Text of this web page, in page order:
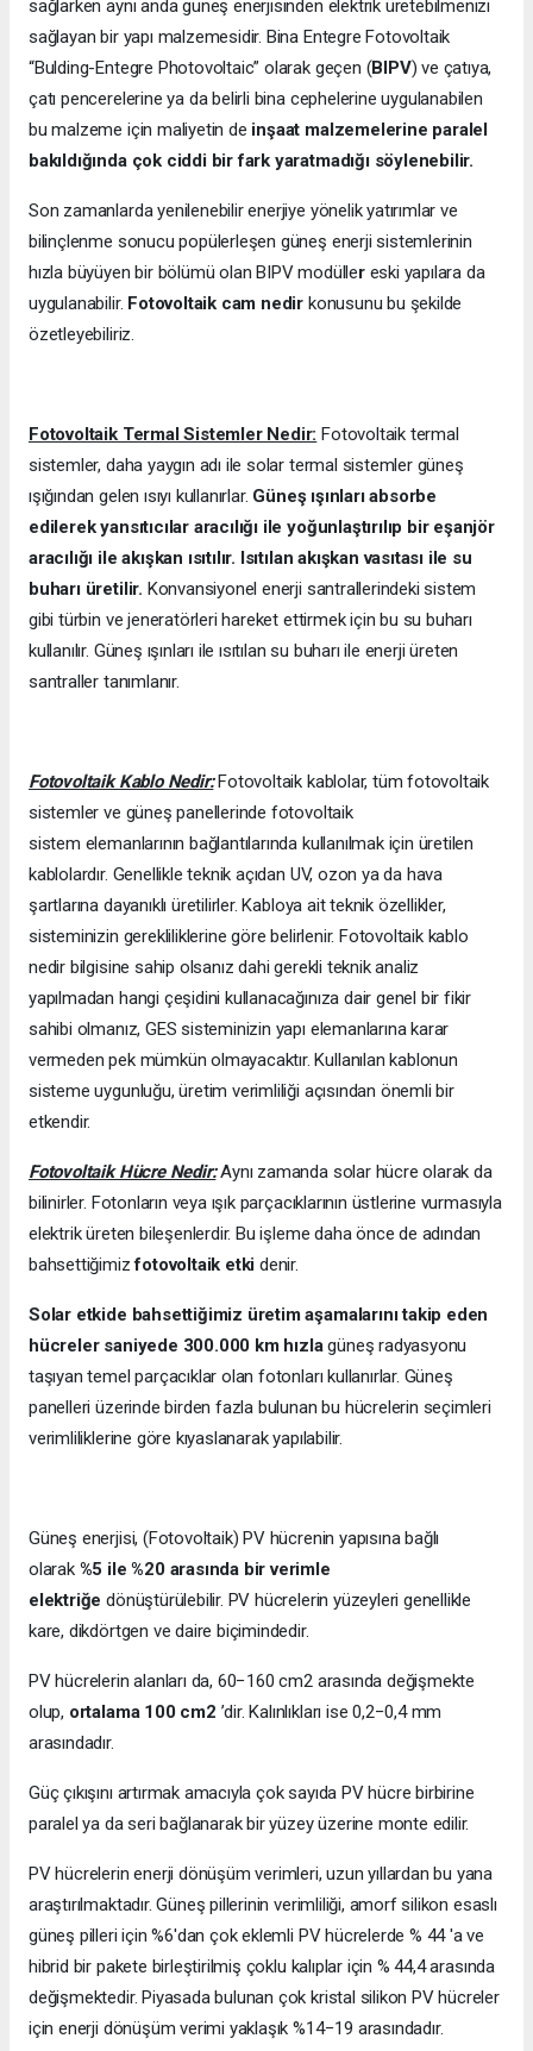
sağlarken aynı anda güneş enerjisinden elektrik üretebilmenizi
sağlayan bir yapı malzemesidir. Bina Entegre Fotovoltaik
“Bulding-Entegre Photovoltaic” olarak geçen (BIPV) ve çatıya,
çatı pencerelerine ya da belirli bina cephelerine uygulanabilen
bu malzeme için maliyetin de inşaat malzemelerine paralel
bakıldığında çok ciddi bir fark yaratmadığı söylenebilir.
Son zamanlarda yenilenebilir enerjiye yönelik yatırımlar ve
bilinçlenme sonucu popülerleşen güneş enerji sistemlerinin
hızla büyüyen bir bölümü olan BIPV modüller eski yapılara da
uygulanabilir. Fotovoltaik cam nedir konusunu bu şekilde
özetleyebiliriz.
Fotovoltaik Termal Sistemler Nedir: Fotovoltaik termal
sistemler, daha yaygın adı ile solar termal sistemler güneş
ışığından gelen ısıyı kullanırlar. Güneş ışınları absorbe
edilerek yansıtıcılar aracılığı ile yoğunlaştırılıp bir eşanjör
aracılığı ile akışkan ısıtılır. Isıtılan akışkan vasıtası ile su
buharı üretilir. Konvansiyonel enerji santrallerindeki sistem
gibi türbin ve jeneratörleri hareket ettirmek için bu su buharı
kullanılır. Güneş ışınları ile ısıtılan su buharı ile enerji üreten
santraller tanımlanır.
Fotovoltaik Kablo Nedir:Fotovoltaik kablolar, tüm fotovoltaik
sistemler ve güneş panellerinde fotovoltaik
sistem elemanlarının bağlantılarında kullanılmak için üretilen
kablolardır. Genellikle teknik açıdan UV, ozon ya da hava
şartlarına dayanıklı üretilirler. Kabloya ait teknik özellikler,
sisteminizin gerekliliklerine göre belirlenir. Fotovoltaik kablo
nedir bilgisine sahip olsanız dahi gerekli teknik analiz
yapılmadan hangi çeşidini kullanacağınıza dair genel bir fikir
sahibi olmanız, GES sisteminizin yapı elemanlarına karar
vermeden pek mümkün olmayacaktır. Kullanılan kablonun
sisteme uygunluğu, üretim verimliliği açısından önemli bir
etkendir.
Fotovoltaik Hücre Nedir:Aynı zamanda solar hücre olarak da
bilinirler. Fotonların veya ışık parçacıklarının üstlerine vurmasıyla
elektrik üreten bileşenlerdir. Bu işleme daha önce de adından
bahsettiğimizfotovoltaik etkidenir.
Solar etkide bahsettiğimiz üretim aşamalarını takip eden
hücreler saniyede 300.000 km hızlagüneş radyasyonu
taşıyan temel parçacıklar olan fotonları kullanırlar. Güneş
panelleri üzerinde birden fazla bulunan bu hücrelerin seçimleri
verimliliklerine göre kıyaslanarak yapılabilir.
Güneş enerjisi, (Fotovoltaik) PV hücrenin yapısına bağlı
olarak %5 ile %20 arasında bir verimle
elektriğedönüştürülebilir. PV hücrelerin yüzeyleri genellikle
kare, dikdörtgen ve daire biçimindedir.
PV hücrelerin alanları da, 60−160 cm2 arasında değişmekte
olup, ortalama 100 cm2 ’dir. Kalınlıkları ise 0,2−0,4 mm
arasındadır.
Güç çıkışını artırmak amacıyla çok sayıda PV hücre birbirine
paralel ya da seri bağlanarak bir yüzey üzerine monte edilir.
PV hücrelerin enerji dönüşüm verimleri, uzun yıllardan bu yana
araştırılmaktadır. Güneş pillerinin verimliliği, amorf silikon esaslı
güneş pilleri için %6'dan çok eklemli PV hücrelerde % 44 'a ve
hibrid bir pakete birleştirilmiş çoklu kalıplar için % 44,4 arasında
değişmektedir. Piyasada bulunan çok kristal silikon PV hücreler
için enerji dönüşüm verimi yaklaşık %14−19 arasındadır.